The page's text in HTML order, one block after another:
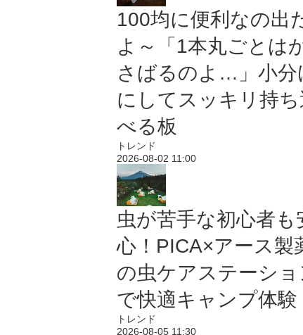
100均に便利なの出
よ～「1本丸ごとは
さばるのよ…」小分
にしてスッキリ持ち
べる板
トレンド
2026-08-02 11:00
虫が苦手な初心者も
心！PICA×アース製
の虫ケアステーショ
で快適キャンプ体験
トレンド
2026-08-05 11:30